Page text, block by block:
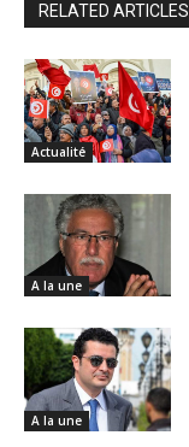
RELATED ARTICLES
Actualité
A la une
A la une